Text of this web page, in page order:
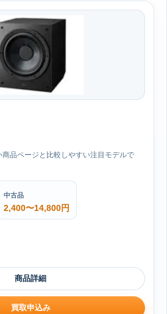
品ページと比較しやすい注目モデルで
中古品
2,400〜14,800円
商品詳細
買取申込み